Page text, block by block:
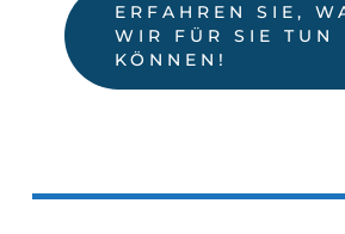
ERFAHREN SIE,
WIR FÜR SIE TUN
KÖNNEN!